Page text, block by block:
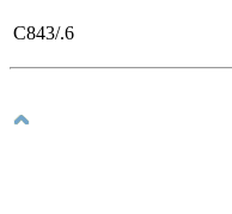
C843/.6